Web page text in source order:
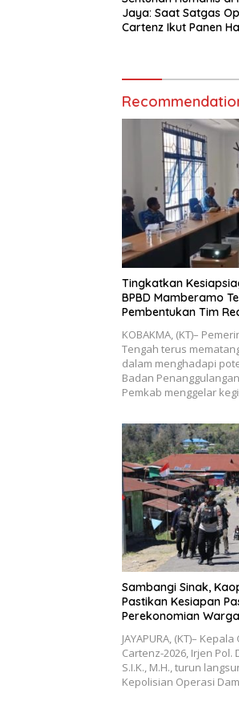
Jaya: Saat Satgas
Cartenz Ikut Panen
Tingkatkan
BPBD Mamberamo
Pembentukan Tim
KOBAKMA, (KT)–
Tengah terus
dalam menghadapi
Badan
Pemkab menggelar
Sambangi Sinak,
Pastikan Kesiapan
Perekonomian Warga
JAYAPURA, (KT)–
Cartenz-2026, Irjen Pol.
S.I.K., M.H., turun
Kepolisian Operasi